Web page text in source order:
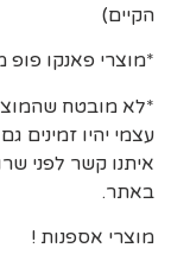
הקיים)
*מוצרי פאנקו פופ
*לא מובטח
עצמי יהיו זמינים
איתנו קשר לפני
באתר.
מוצרי אספנות !